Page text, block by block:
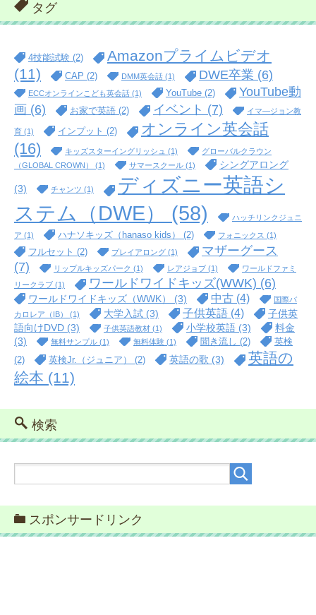
タグ
4技能試験 (2)
Amazonプライムビデオ
(11)
CAP (2) DMM英会話 (1) DWE卒業 (6)
ECCオンラインこども英会話 (1) YouTube (2)
YouTube動
画 (6) お家で英語 (2) イベント (7) イマ―ジョン教
育 (1) インプット (2)
オンライン英会話
(16)
キッズスターイングリッシュ (1)
グローバルクラウン
（GLOBAL CROWN）
(1) サマースクール (1) シングアロング
(3) チャンツ (1)
ディズニー英語シ
ステム（DWE）
(58) ハッチリンクジュニ
ア (1) ハナソキッズ（hanaso kids） (2) フォニックス (1)
フルセット (2) プレイアロング (1)
マザーグース
(7)
リップルキッズパーク (1) レアジョブ (1)
ワールドファミ
リークラブ (1) ワールドワイドキッズ(WWK) (6)
ワールドワイドキッズ（WWK） (3) 中古 (4)
国際バ
カロレア（IB）
(1) 大学入試 (3) 子供英語 (4)
子供英
語向けDVD (3) 子供英語教材 (1) 小学校英語 (3)
料金
(3)
無料サンプル (1) 無料体験 (1) 聞き流し (2)
英検
(2)
英検Jr.（ジュニア） (2) 英語の歌 (3)
英語の
絵本 (11)
検索
スポンサードリンク